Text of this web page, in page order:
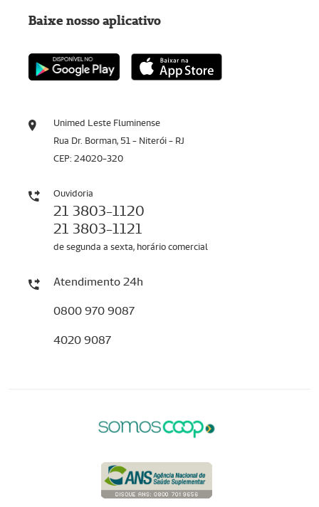
Unimed Leste Fluminense
Rua Dr. Borman, 51 - Niterói - RJ
CEP: 24020-320
Ouvidoria
21 3803-1120
21 3803-1121
de segunda a sexta, horário comercial
Atendimento 24h
0800 970 9087
4020 9087
Baixe nosso aplicativo